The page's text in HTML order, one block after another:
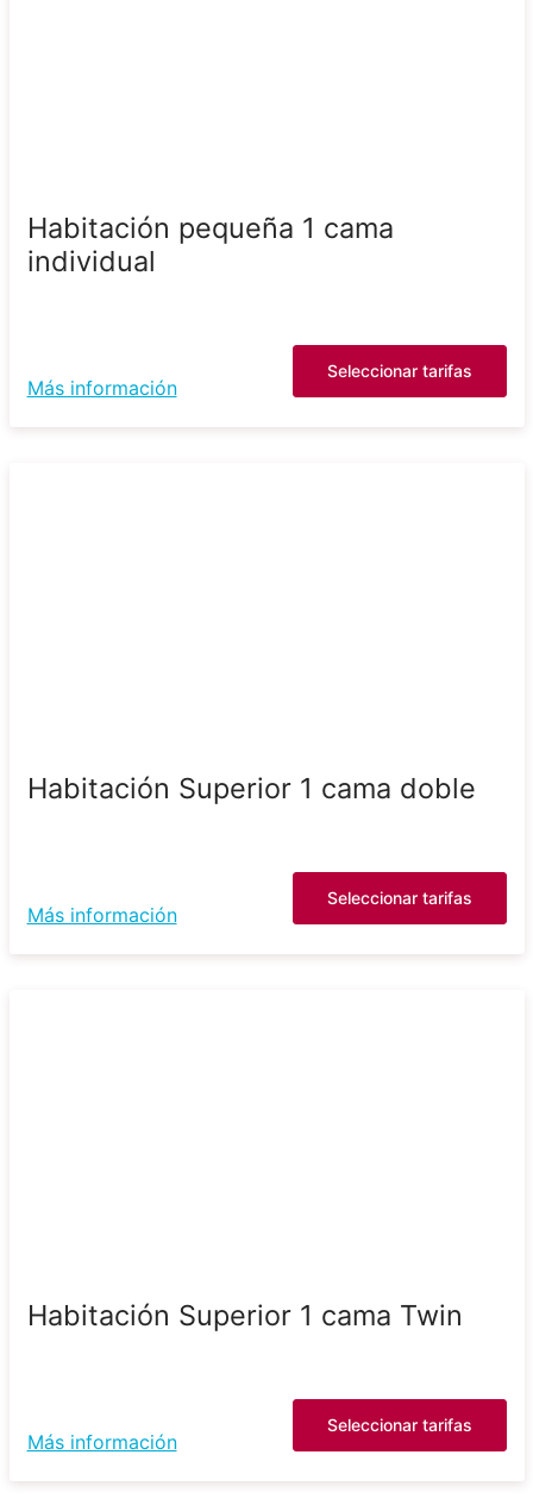
Habitación pequeña 1 cama
individual
Más información
Seleccionar tarifas
Habitación Superior 1 cama doble
Más información
Seleccionar tarifas
Habitación Superior 1 cama Twin
Más información
Seleccionar tarifas